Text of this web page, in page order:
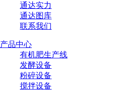
通达实力
通达图库
联系我们
产品中心
有机肥生产线
发酵设备
粉碎设备
搅拌设备